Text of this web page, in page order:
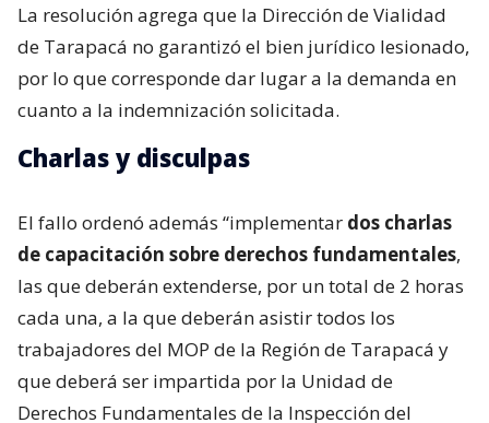
La resolución agrega que la Dirección de Vialidad
de Tarapacá no garantizó el bien jurídico lesionado,
por lo que corresponde dar lugar a la demanda en
cuanto a la indemnización solicitada.
Charlas y disculpas
El fallo ordenó además “implementar dos charlas
de capacitación sobre derechos fundamentales,
las que deberán extenderse, por un total de 2 horas
cada una, a la que deberán asistir todos los
trabajadores del MOP de la Región de Tarapacá y
que deberá ser impartida por la Unidad de
Derechos Fundamentales de la Inspección del